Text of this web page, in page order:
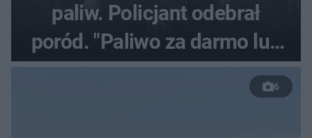
paliw. Policjant odebrał
poród. "Paliwo za darmo lub
50 %!"
6